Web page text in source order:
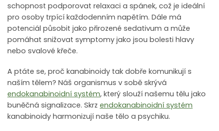
schopnost podporovat relaxaci a spánek, což je ideální
pro osoby trpící každodenním napětím. Dále má
potenciál působit jako přirozené sedativum a může
pomáhat snižovat symptomy jako jsou bolesti hlavy
nebo svalové křeče.
A ptáte se, proč kanabinoidy tak dobře komunikují s
naším tělem? Náš organismus v sobě skrývá
endokanabinoidní systém, který slouží našemu tělu jako
buněčná signalizace. Skrz endokanabinoidní systém
kanabinoidy harmonizují naše tělo a psychiku.